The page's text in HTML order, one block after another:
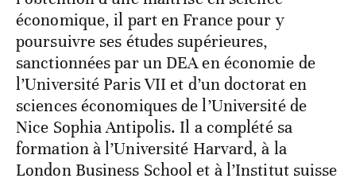
économique, il part en France pour y
poursuivre ses études supérieures,
sanctionnées par un DEA en économie de
l’Université Paris VII et d’un doctorat en
sciences économiques de l’Université de
Nice Sophia Antipolis. Il a complété sa
formation à l’Université Harvard, à la
London Business School et à l’Institut suisse